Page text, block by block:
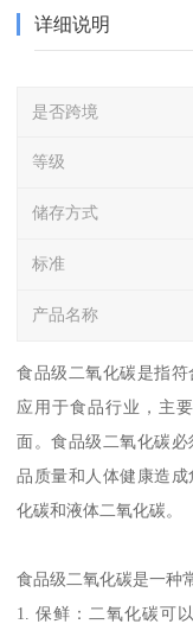
详细说明
是否跨境
等级
储存方式
标准
产品名称
食品级二氧化碳是指
应用于食品行业，主
面。食品级二氧化碳
品质量和人体健康造
化碳和液体二氧化碳。
食品级二氧化碳是一种
1. 保鲜：二氧化碳可